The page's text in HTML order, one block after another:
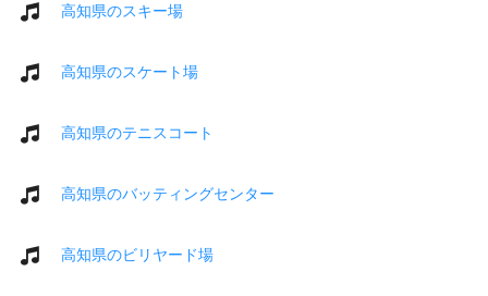
高知県のスキー場
高知県のスケート場
高知県のテニスコート
高知県のバッティングセンター
高知県のビリヤード場